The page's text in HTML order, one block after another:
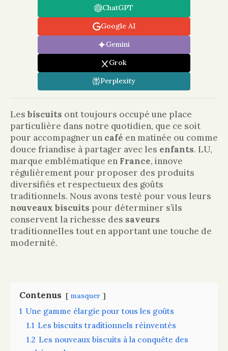
ChatGPT
Google AI
Gemini
Grok
Perplexity
Les biscuits ont toujours occupé une place
particulière dans notre quotidien, que ce soit
pour accompagner un café en matinée ou comme
douce friandise à partager avec les enfants. LU,
marque emblématique en France, innove
régulièrement pour proposer des produits
diversifiés et respectueux des goûts
traditionnels. Nous avons testé pour vous leurs
nouveaux biscuits pour déterminer s’ils
conservent la richesse des saveurs
traditionnelles tout en apportant une touche de
modernité.
Contenus masquer
1 Une gamme élargie pour tous les goûts
1.1 Les biscuits traditionnels réinventés
1.2 Les nouveaux biscuits à la conquête des